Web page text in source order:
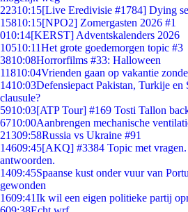
22310:15[Live Eredivisie #1784] Dying
15810:15[NPO2] Zomergasten 2026 #1
010:14[KERST] Adventskalenders 2026
10510:11Het grote goedemorgen topic #3
3810:08Horrorfilms #33: Halloween
11810:04Vrienden gaan op vakantie
1410:03Defensiepact Pakistan, Turkije
clausule?
5910:03[ATP Tour] #169 Tosti Tallon
6710:00Aanbrengen mechanische
21309:58Russia vs Ukraine #91
14609:45[AKQ] #3384 Topic met vragen.
antwoorden.
1409:45Spaanse kust onder vuur van
gewonden
1609:41Ik wil een eigen politieke partij